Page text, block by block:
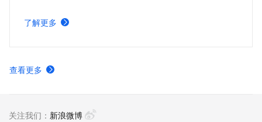
能生产的短剧平台。
了解更多
查看更多
关注我们： 新浪微博